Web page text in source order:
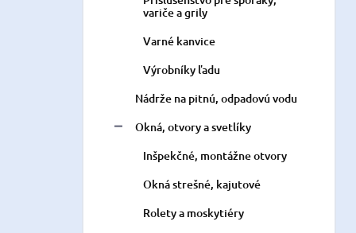
variče a grily
Varné kanvice
Výrobníky ľadu
Nádrže na pitnú, odpadovú vodu
Okná, otvory a svetlíky
Inšpekčné, montážne otvory
Okná strešné, kajutové
Rolety a moskytiéry